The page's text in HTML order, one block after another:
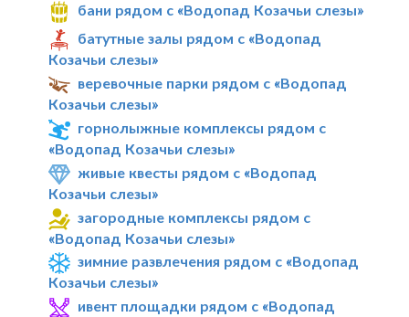
бани рядом с «Водопад Козачьи слезы»
батутные залы рядом с «Водопад
Козачьи слезы»
веревочные парки рядом с «Водопад
Козачьи слезы»
горнолыжные комплексы рядом с
«Водопад Козачьи слезы»
живые квесты рядом с «Водопад
Козачьи слезы»
загородные комплексы рядом с
«Водопад Козачьи слезы»
зимние развлечения рядом с «Водопад
Козачьи слезы»
ивент площадки рядом с «Водопад